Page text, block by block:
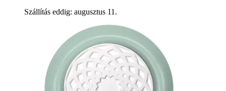
Szállítás eddig: augusztus 11.